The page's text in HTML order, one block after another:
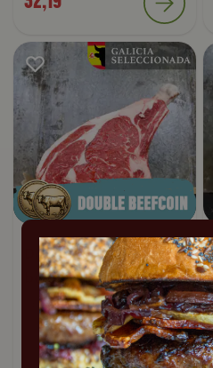
Dry aged cote de
boeuf Rubia Gallega
400~500g
Vanavond in huis